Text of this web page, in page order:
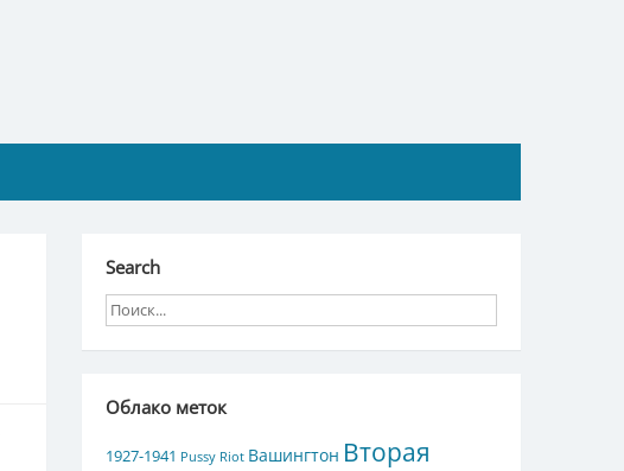
Search
Облако меток
1927-1941 Pussy Riot Вашингтон Вторая